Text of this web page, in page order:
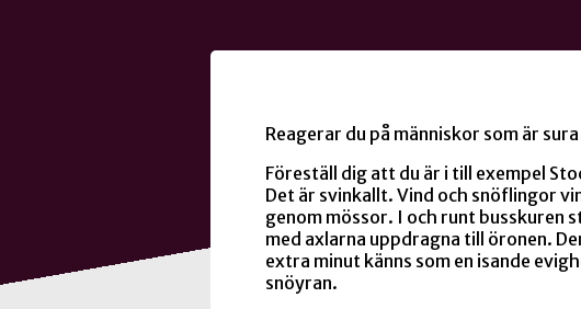
Reagerar du på människor som är
Föreställ dig att du är i till exempel
Det är svinkallt. Vind och snöflingor
genom mössor. I och runt busskuren
med axlarna uppdragna till öronen.
extra minut känns som en isande
snöyran.